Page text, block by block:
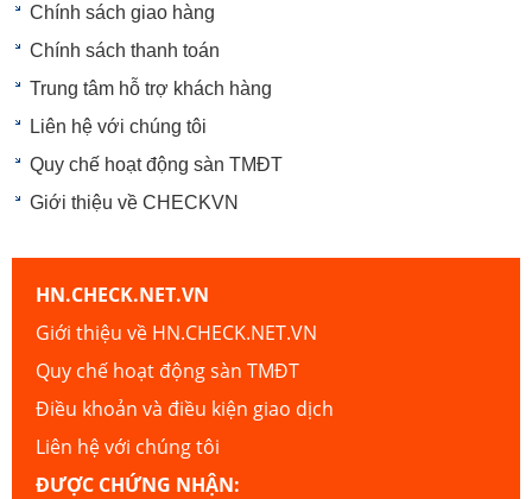
Chính sách giao hàng
Chính sách thanh toán
Trung tâm hỗ trợ khách hàng
Liên hệ với chúng tôi
Quy chế hoạt động sàn TMĐT
Giới thiệu về CHECKVN
HN.CHECK.NET.VN
Giới thiệu về HN.CHECK.NET.VN
Quy chế hoạt động sàn TMĐT
Điều khoản và điều kiện giao dịch
Liên hệ với chúng tôi
ĐƯỢC CHỨNG NHẬN: